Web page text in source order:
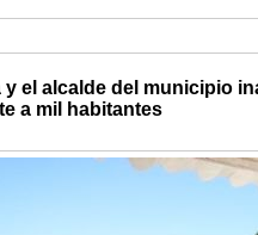
el alcalde del municipio
a mil habitantes